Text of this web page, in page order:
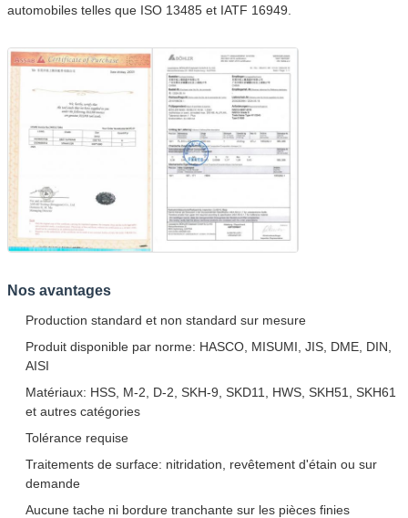
automobiles telles que ISO 13485 et IATF 16949.
Nos avantages
Production standard et non standard sur mesure
Produit disponible par norme: HASCO, MISUMI, JIS, DME, DIN,
AISI
Matériaux: HSS, M-2, D-2, SKH-9, SKD11, HWS, SKH51, SKH61
et autres catégories
Tolérance requise
Traitements de surface: nitridation, revêtement d'étain ou sur
demande
Aucune tache ni bordure tranchante sur les pièces finies